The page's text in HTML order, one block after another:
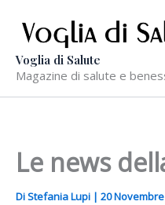
contenuto
Voglia di Salute
Magazine di salute e
Le news
DiStefania Lupi | 20